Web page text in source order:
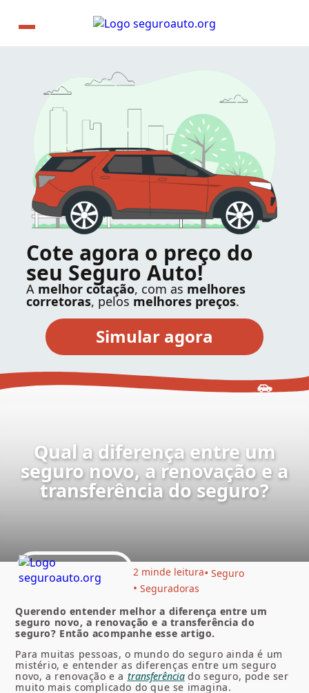
Cote agora o preço do
seu Seguro Auto!
A melhor cotação, com as melhores
corretoras, pelos melhores preços.
Qual a diferença entre um
seguro novo, a renovação e a
transferência do seguro?
2 minde leitura Seguro
Seguradoras
Querendo entender melhor a diferença entre um
seguro novo, a renovação e a transferência do
seguro? Então acompanhe esse artigo.
Para muitas pessoas, o mundo do seguro ainda é um
mistério, e entender as diferenças entre um seguro
novo, a renovação e a transferênciado seguro, pode ser
muito mais complicado do que se imagina.